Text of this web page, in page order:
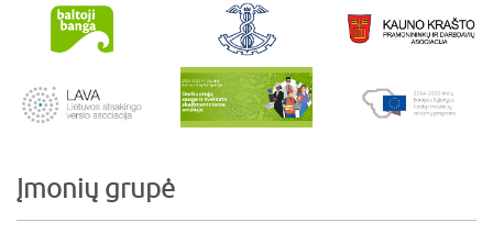
Įmonių grupė